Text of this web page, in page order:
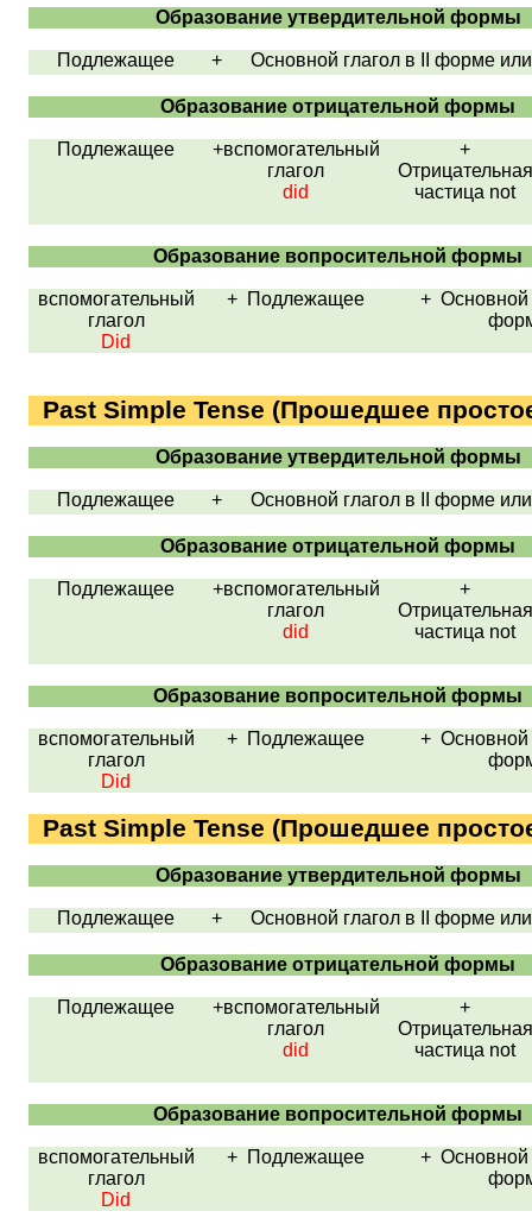
Образование утвердительной формы
Подлежащее + Основной глагол в форме
Образование отрицательной формы
Подлежащее
+вспомогательный
глагол
did
+
Отрицательная
частица not
Образование вопросительной формы
вспомогательный
глагол
Did
+ Подлежащее
+ Основной
Past Simple Tense (Прошедшее
Образование утвердительной формы
Подлежащее + Основной глагол в форме
Образование отрицательной формы
Подлежащее
+вспомогательный
глагол
did
+
Отрицательная
частица not
Образование вопросительной формы
вспомогательный
глагол
Did
+ Подлежащее
+ Основной
Past Simple Tense (Прошедшее
Образование утвердительной формы
Подлежащее + Основной глагол в форме
Образование отрицательной формы
Подлежащее
+вспомогательный
глагол
did
+
Отрицательная
частица not
Образование вопросительной формы
вспомогательный
глагол
Did
+ Подлежащее
+ Основной